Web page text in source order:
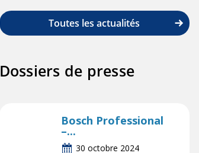
Toutes les actualités
Dossiers de presse
Bosch Professional
–...
30 octobre 2024